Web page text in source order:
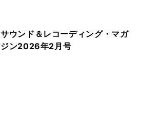
サウンド＆レコーディング・マガ
ジン2026年2月号